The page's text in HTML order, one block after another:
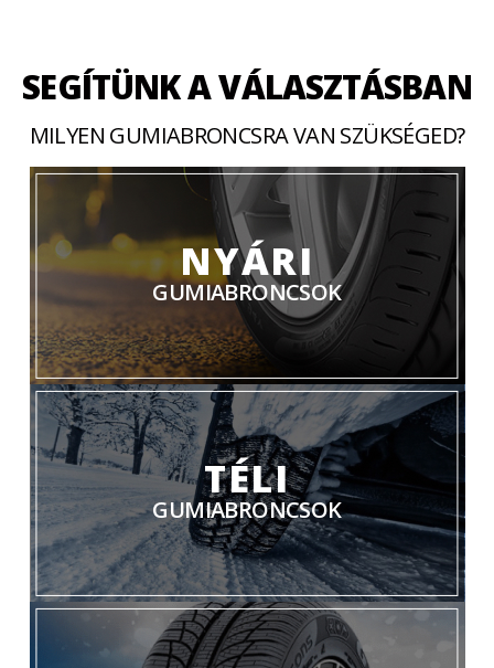
SEGÍTÜNK A VÁLASZTÁSBAN
MILYEN GUMIABRONCSRA VAN SZÜKSÉGED?
NYÁRI
GUMIABRONCSOK
TÉLI
GUMIABRONCSOK